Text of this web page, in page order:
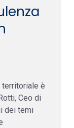
territoriale è
Ceo di
dei temi